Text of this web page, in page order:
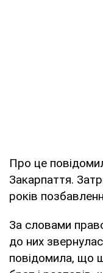
Про це
Закарпаття.
років
За словами
до них
повідомила, що